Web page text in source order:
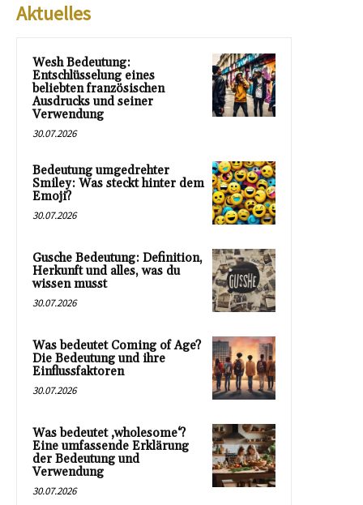
Aktuelles
Wesh Bedeutung:
Entschlüsselung eines
beliebten französischen
Ausdrucks und seiner
Verwendung
30.07.2026
Bedeutung umgedrehter
Smiley: Was steckt hinter dem
Emoji?
30.07.2026
Gusche Bedeutung: Definition,
Herkunft und alles, was du
wissen musst
30.07.2026
Was bedeutet Coming of Age?
Die Bedeutung und ihre
Einflussfaktoren
30.07.2026
Was bedeutet ‚wholesome‘?
Eine umfassende Erklärung
der Bedeutung und
Verwendung
30.07.2026